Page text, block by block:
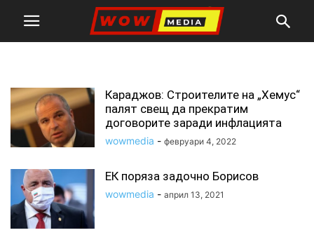
Караджов: Строителите на „Хемус“
палят свещ да прекратим
договорите заради инфлацията
wowmedia - февруари 4, 2022
ЕК поряза задочно Борисов
wowmedia - април 13, 2021